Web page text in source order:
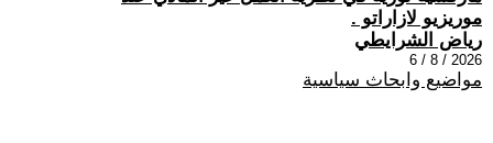
موريزيو لازاراتو .
رياض الشرايطي
2026 / 8 / 6
مواضيع وابحاث سياسية